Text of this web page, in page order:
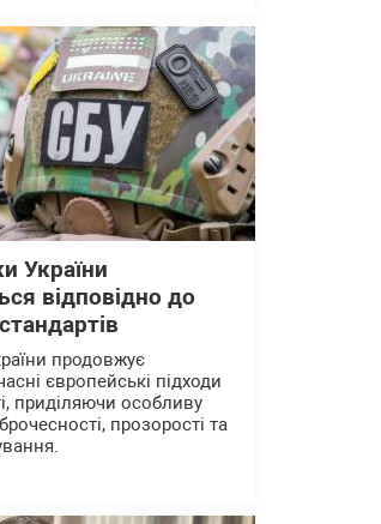
України
відповідно до
продовжує
європейські підходи
приділяючи особливу
прозорості та